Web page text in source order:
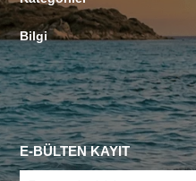
Bilgi
E-BÜLTEN KAYIT